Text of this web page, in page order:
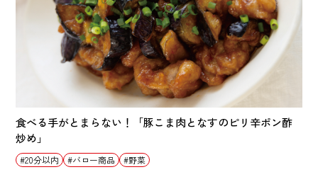
食べる手がとまらない！「豚こま肉となすのピリ辛ポン酢
炒め」
20分以内 バロー商品 野菜